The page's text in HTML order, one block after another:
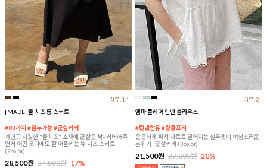
리뷰:14
[MADE] 쿨 치즈 롱 스커트
#88까지 #임부가능 #군살커버
가볍고 시원한 "쿨치즈" 소재에 군살은 싹~커버해주
면서 어떤 코디에도 잘 어울리는 뉴 치즈 스커트
(2color)
28,500원 34,500원 17%
리뷰:2
엠마 플레어 린넨 블라우스
#린넨함유 #링클프리
은은하게 퍼져 차르르 떨어지는 실루엣이 여성스러운
분위기+군살커버 (3color)
21,500원 27,000원 20%